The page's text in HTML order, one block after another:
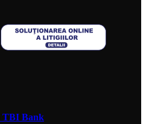
TBI Bank